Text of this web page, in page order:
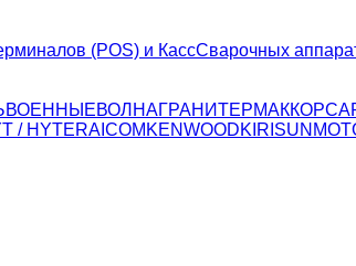
(POS) и КассСварочных
ВОЕННЫЕВОЛНАГРАНИТЕРМАК
/ HYTERA ICOM KENWOODKIRISUN